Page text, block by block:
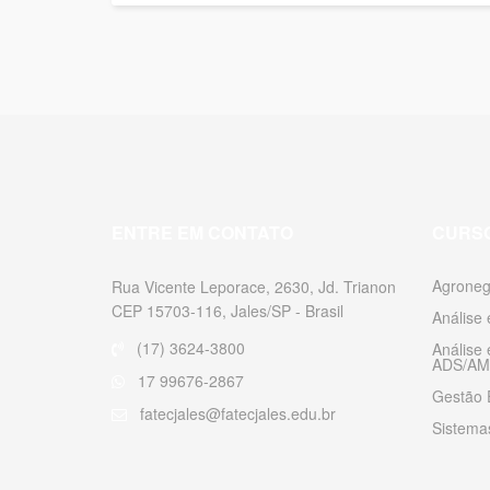
Rua Vicente Leporace, 2630, Jd. Trianon
CEP 15703-116, Jales/SP - Brasil
(17) 3624-3800
17 99676-2867
fatecjales@fatecjales.edu.br
Análise
Análise
ADS/
Gestão